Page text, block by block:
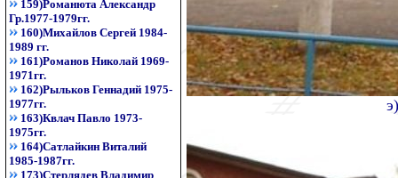
159)Романюта Александр
Гр.1977-1979гг.
160)Михайлов Сергей 1984-
1989 гг.
161)Романов Николай 1969-
1971гг.
162)Рыльков Геннадий 1975-
1977гг.
163)Квлач Павло 1973-
1975гг.
164)Сатлайкин Виталий
1985-1987гг.
173)Стерлядев Владимир